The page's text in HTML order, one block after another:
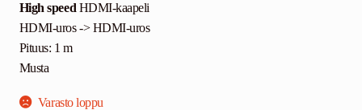
High speed HDMI-kaapeli
HDMI-uros -> HDMI-uros
Pituus: 1 m
Musta
Varasto loppu